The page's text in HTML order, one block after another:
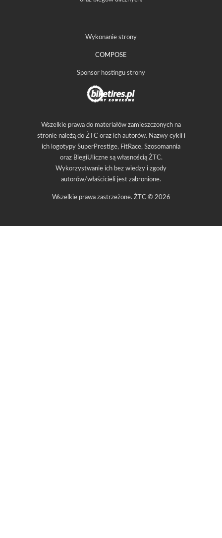
Wykonanie strony
COMPOSE
Sponsor hostingu strony
Wszelkie prawa do materiałów zamieszczonych na
stronie należą do ŻTC oraz ich autorów. Nazwy cykli i
ich logotypy SuperPrestige, FitRace, Szosomannia
oraz BiegiUliczne są własnością ŻTC.
Wykorzystwanie ich bez wiedzy i zgody
autorów/właścicieli jest zabronione.
Wszelkie prawa zastrzeżone. ŻTC © 2026